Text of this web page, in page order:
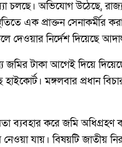
চলছে। অভিযোগ উঠেছে,
এক প্রাক্তন সেনাকর্মীর
দেওয়ার নির্দেশ দিয়েছে
জমির টাকা আগেই দিয়ে
হাইকোর্ট। মঙ্গলবার প্রধান
ব্যবহার করে জমি অধিগ্রহণ
যায়। বিষয়টি জাতীয়